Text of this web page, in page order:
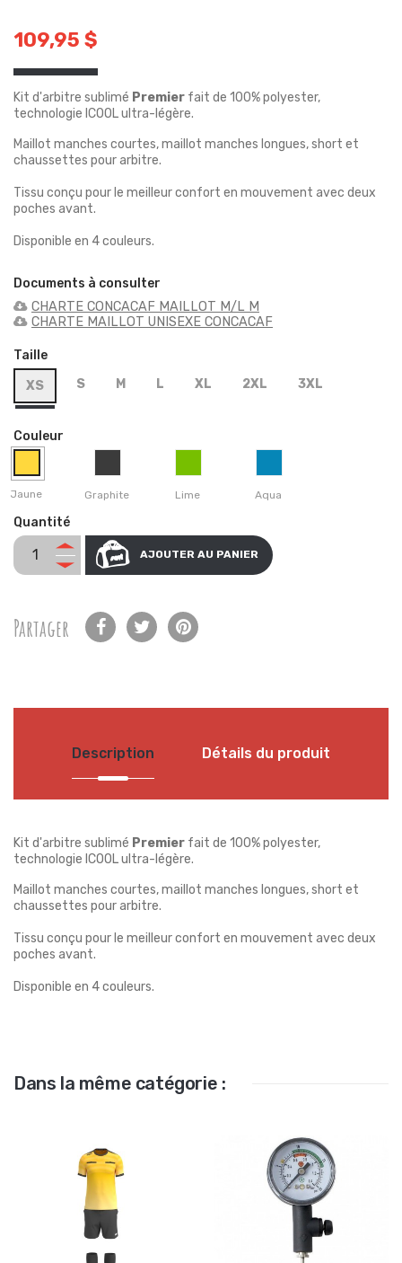
109,95 $
Kit d'arbitre sublimé Premier fait de 100% polyester,
technologie ICOOL ultra-légère.
Maillot manches courtes, maillot manches longues, short et
chaussettes pour arbitre.
Tissu conçu pour le meilleur confort en mouvement avec deux
poches avant.
Disponible en 4 couleurs.
Documents à consulter
CHARTE CONCACAF MAILLOT M/L M
CHARTE MAILLOT UNISEXE CONCACAF
Taille
XS
S M L XL 2XL 3XL
Couleur
Jaune Graphite Lime Aqua
Quantité
AJOUTER AU PANIER
Partager
Description Détails du produit
Kit d'arbitre sublimé Premier fait de 100% polyester,
technologie ICOOL ultra-légère.
Maillot manches courtes, maillot manches longues, short et
chaussettes pour arbitre.
Tissu conçu pour le meilleur confort en mouvement avec deux
poches avant.
Disponible en 4 couleurs.
Dans la même catégorie :